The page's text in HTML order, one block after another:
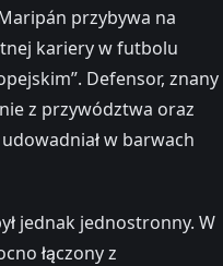
przybywa na
kariery w futbolu
Defensor, znany
z przywództwa oraz
w barwach
jednak jednostronny. W
łączony z